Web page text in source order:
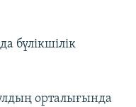
бүлікшілік
орталығында